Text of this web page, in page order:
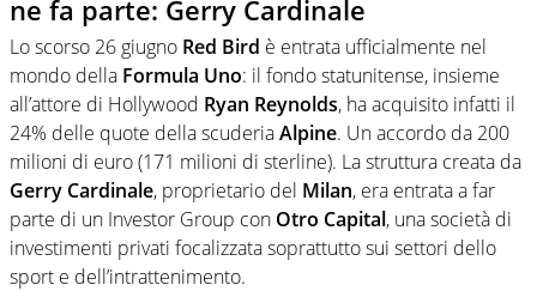
ne fa parte: Gerry Cardinale
Lo scorso 26 giugno Red Bird è entrata ufficialmente nel
mondo della Formula Uno: il fondo statunitense, insieme
all’attore di Hollywood Ryan Reynolds, ha acquisito infatti il
24% delle quote della scuderiaAlpine. Un accordo da 200
milioni di euro (171 milioni di sterline). La struttura creata da
Gerry Cardinale, proprietario del Milan, era entrata a far
parte di un Investor Group con Otro Capital, una società di
investimenti privati focalizzata soprattutto sui settori dello
sport e dell’intrattenimento.